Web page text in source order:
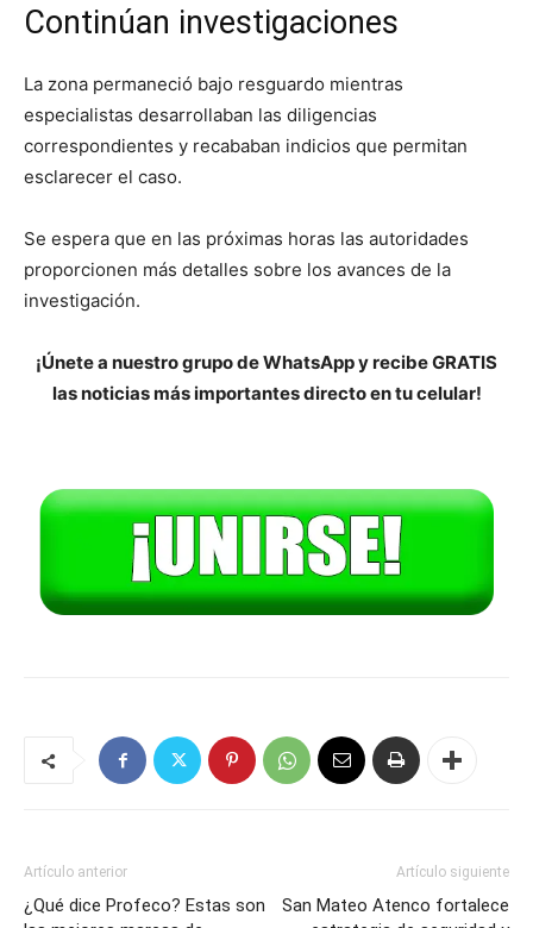
Continúan investigaciones
La zona permaneció bajo resguardo mientras
especialistas desarrollaban las diligencias
correspondientes y recababan indicios que permitan
esclarecer el caso.
Se espera que en las próximas horas las autoridades
proporcionen más detalles sobre los avances de la
investigación.
¡Únete a nuestro grupo de WhatsApp y recibe GRATIS
las noticias más importantes directo en tu celular!
Artículo anterior
¿Qué dice Profeco? Estas son
Artículo siguiente
San Mateo Atenco fortalece